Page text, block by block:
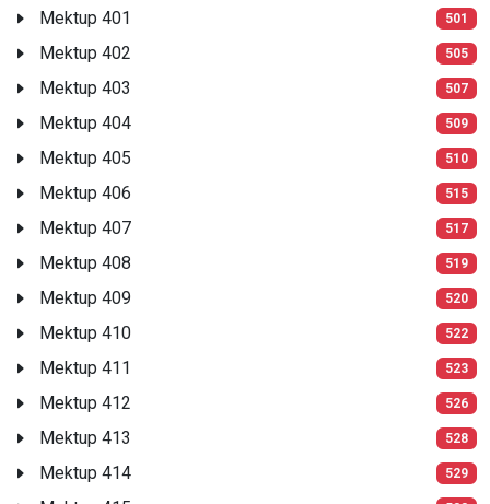
Mektup 401 501
Mektup 402 505
Mektup 403 507
Mektup 404 509
Mektup 405 510
Mektup 406 515
Mektup 407 517
Mektup 408 519
Mektup 409 520
Mektup 410 522
Mektup 411 523
Mektup 412 526
Mektup 413 528
Mektup 414 529